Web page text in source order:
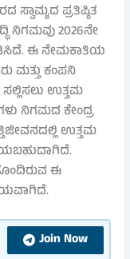
ಸ್ವಾಮ್ಯದ ಪ್ರತಿಷ್ಠಿತ
ನಿಗಮವು 2026ನೇ
ಈ ನೇಮಕಾತಿಯ
ಮತ್ತು ಕಂಪನಿ
ಉತ್ತಮ
ನಿಗಮದ ಕೇಂದ್ರ
ಉತ್ತಮ
ಈ
Join Now